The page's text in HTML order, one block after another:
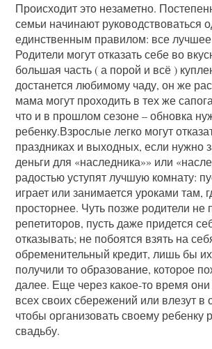
Происходит это незаметно.
семьи начинают руководствоваться
единственным правилом: все лучшее
Родители могут отказать себе во
большая часть ( а порой и всё )
достанется любимому чаду, он же
мама могут проходить в тех же
что и в прошлом сезоне – обновка
ребенку.Взрослые легко могут
праздниках и выходных, если нужно
деньги для «наследника»» или
радостью уступят лучшую комнату:
играет или занимается уроками там,
просторнее. Чуть позже родители не
репетиторов, пусть даже придется
отказывать; не побоятся взять на
обременительный кредит, лишь бы
получили то образование, которое
далее. Еще через какое-то время они
всех своих сбережений или влезут в
чтобы организовать своему ребенку
свадьбу.